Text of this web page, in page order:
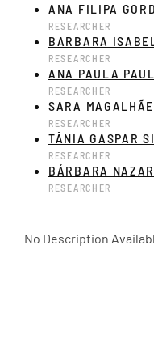
ANA FILIPA
RESEARCHER
BARBARA
RESEARCHER
ANA PAULA
RESEARCHER
SARA
RESEARCHER
TÂNIA GASPAR
RESEARCHER
BÁRBARA
RESEARCHER
No Description